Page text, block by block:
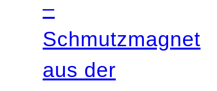
–
Schmutzmagnet
aus der